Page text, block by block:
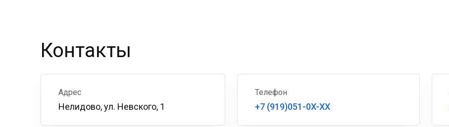
Контакты
Адрес
Нелидово, ул. Невского, 1
Телефон
+7 (919)051-0X-XX